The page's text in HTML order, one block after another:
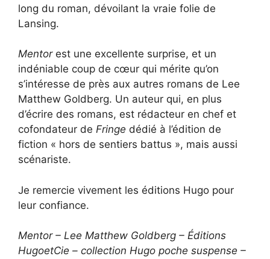
long du roman, dévoilant la vraie folie de
Lansing.
Mentor est une excellente surprise, et un
indéniable coup de cœur qui mérite qu’on
s’intéresse de près aux autres romans de Lee
Matthew Goldberg. Un auteur qui, en plus
d’écrire des romans, est rédacteur en chef et
cofondateur de Fringe dédié à l’édition de
fiction « hors de sentiers battus », mais aussi
scénariste.
Je remercie vivement les éditions Hugo pour
leur confiance.
Mentor – Lee Matthew Goldberg – Éditions
HugoetCie – collection Hugo poche suspense –